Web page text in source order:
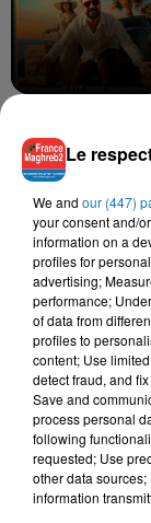
L'HOROSCOPE
Bélier
Le
We and our (447)
your consent and/
information on a
profiles for
advertising;
performance;
of data from
profiles to
content; Use
detect fraud, and
Save and
process personal
following
requested; Use
other data
information